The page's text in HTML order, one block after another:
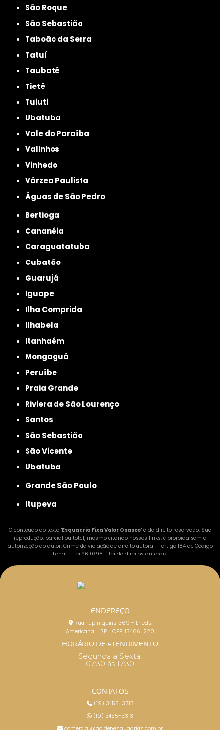
São Roque
São Sebastião
Taboão da Serra
Tatuí
Taubaté
Tietê
Tuiuti
Ubatuba
Vale do Paraíba
Valinhos
Vinhedo
Várzea Paulista
Águas de São Pedro
Bertioga
Cananéia
Caraguatatuba
Cubatão
Guarujá
Iguape
Ilha Comprida
Ilhabela
Itanhaém
Mongaguá
Peruíbe
Praia Grande
Riviera de São Lourenço
Santos
São Sebastião
São Vicente
Ubatuba
Grande São Paulo
Itupeva
O conteúdo do texto "Esquadria Fixa Valor Osasco" é de direito reservado. Sua
reprodução, parcial ou total, mesmo citando nossos links, é proibida sem a
autorização do autor. Crime de violação de direito autoral – artigo 184 do Código
Penal – Lei 9610/98 - Lei de direitos autorais.
ENDEREÇO
Rua Tupiniquins 369 - Brieds
Americana - SP - CEP: 13466-220
HORÁRIO DE ATENDIMENTO
Segunda a Sexta:
07:30 às 17:30
CONTATOS
(19) 3455-3313
(19) 3455-3313
comercial@goldenesquadrias.com.br